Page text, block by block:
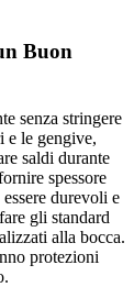
Buon
senza stringere
e le gengive,
saldi durante
spessore
durevoli e
gli standard
alla bocca.
protezioni